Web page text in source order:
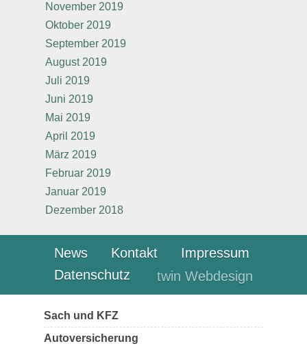
November 2019
Oktober 2019
September 2019
August 2019
Juli 2019
Juni 2019
Mai 2019
April 2019
März 2019
Februar 2019
Januar 2019
Dezember 2018
News Kontakt
Impressum
Datenschutz
twin Webdesign
Sach und KFZ
Autoversicherung